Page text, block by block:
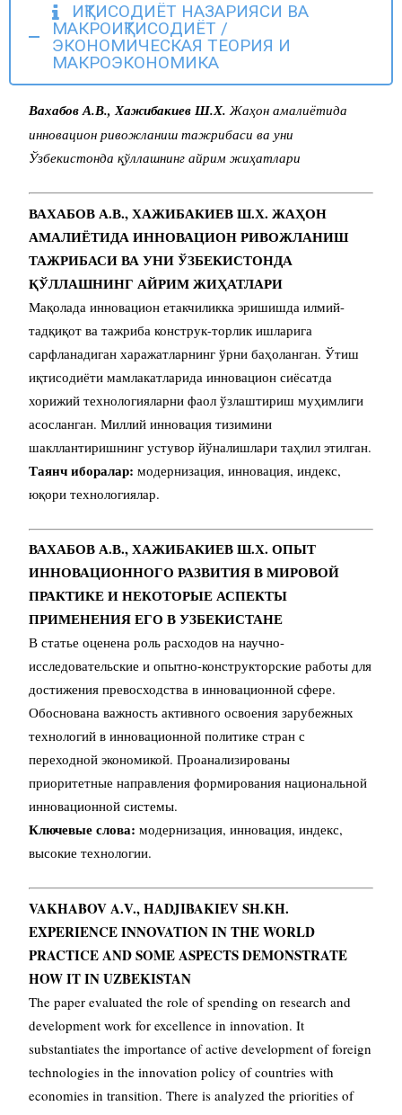
ИҚТИСОДИЁТ НАЗАРИЯСИ ВА
МАКРОИҚТИСОДИЁТ /
ЭКОНОМИЧЕСКАЯ ТЕОРИЯ И
МАКРОЭКОНОМИКА
Вахабов А.В., Хажибакиев Ш.Х. Жаҳон амалиётида
инновацион ривожланиш тажрибаси ва уни
Ўзбекистонда қўллашнинг айрим жиҳатлари
ВАХАБОВ А.В., ХАЖИБАКИЕВ Ш.Х. ЖАҲОН
АМАЛИЁТИДА ИННОВАЦИОН РИВОЖЛАНИШ
ТАЖРИБАСИ ВА УНИ ЎЗБЕКИСТОНДА
ҚЎЛЛАШНИНГ АЙРИМ ЖИҲАТЛАРИ
Мақолада инновацион етакчиликка эришишда илмий-
тадқиқот ва тажриба конструк-торлик ишларига
сарфланадиган харажатларнинг ўрни баҳоланган. Ўтиш
иқтисодиёти мамлакатларида инновацион сиёсатда
хорижий технологияларни фаол ўзлаштириш муҳимлиги
асосланган. Миллий инновация тизимини
шакллантиришнинг устувор йўналишлари таҳлил этилган.
Таянч иборалар: модернизация, инновация, индекс,
юқори технологиялар.
ВАХАБОВ А.В., ХАЖИБАКИЕВ Ш.Х. ОПЫТ
ИННОВАЦИОННОГО РАЗВИТИЯВ МИРОВОЙ
ПРАКТИКЕ И НЕКОТОРЫЕ АСПЕКТЫ
ПРИМЕНЕНИЯ ЕГО В УЗБЕКИСТАНЕ
В статье оценена роль расходов на научно-
исследовательские и опытно-конструкторские работы для
достижения превосходства в инновационной сфере.
Обоснована важность активного освоения зарубежных
технологий в инновационной политике стран с
переходной экономикой. Проанализированы
приоритетные направления формирования национальной
инновационной системы.
Ключевые слова: модернизация, инновация, индекс,
высокие технологии.
VAKHABOV A.V., HADJIBAKIEV SH.KH.
EXPERIENCE INNOVATION IN THE WORLD
PRACTICE AND SOME ASPECTS DEMONSTRATE
HOW IT IN UZBEKISTAN
The paper evaluated the role of spending on research and
development work for excellence in innovation. It
substantiates the importance of active development of foreign
technologies in the innovation policy of countries with
economies in transition. There is analyzed the priorities of